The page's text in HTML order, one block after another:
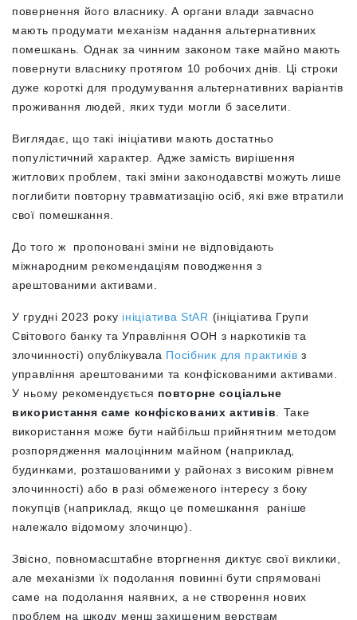
повернення його власнику. А органи влади завчасно
мають продумати механізм надання альтернативних
помешкань. Однак за чинним законом таке майно мають
повернути власнику протягом 10 робочих днів. Ці строки
дуже короткі для продумування альтернативних варіантів
проживання людей, яких туди могли б заселити.
Виглядає, що такі ініціативи мають достатньо
популістичний характер. Адже замість вирішення
житлових проблем, такі зміни законодавстві можуть лише
поглибити повторну травматизацію осіб, які вже втратили
свої помешкання.
До того ж пропоновані зміни не відповідають
міжнародним рекомендаціям поводження з
арештованими активами.
У грудні 2023 року ініціатива StAR (ініціатива Групи
Світового банку та Управління ООН з наркотиків та
злочинності) опублікувала Посібник для практиків з
управління арештованими та конфіскованими активами.
У ньому рекомендується повторне соціальне
використання саме конфіскованих активів. Таке
використання може бути найбільш прийнятним методом
розпорядження малоцінним майном (наприклад,
будинками, розташованими у районах з високим рівнем
злочинності) або в разі обмеженого інтересу з боку
покупців (наприклад, якщо це помешкання раніше
належало відомому злочинцю).
Звісно, повномасштабне вторгнення диктує свої виклики,
але механізми їх подолання повинні бути спрямовані
саме на подолання наявних, а не створення нових
проблем на шкоду менш захищеним верствам